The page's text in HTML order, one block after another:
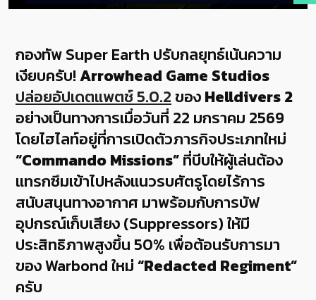
กองทัพ Super Earth ปรับกลยุทธ์เน้นความ
เงียบครับ!Arrowhead Game Studios
ปล่อยอัปเดตแพตช์ 5.0.2ของHelldivers 2
อย่างเป็นทางการเมื่อวันที่ 22 มกราคม 2569
โดยไฮไลท์อยู่ที่การเปิดตัวภารกิจประเภทใหม่
“Commando Missions”ที่บีบให้ผู้เล่นต้อง
แทรกซึมเข้าไปหลังแนวรบศัตรูโดยไร้การ
สนับสนุนทางอากาศ มาพร้อมกับการบัฟ
อุปกรณ์เก็บเสียง (Suppressors) ให้มี
ประสิทธิภาพสูงขึ้น 50% เพื่อต้อนรับการมา
ของ Warbond ใหม่“Redacted Regiment”
ครับ